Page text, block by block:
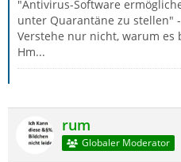
"Antivirus-Software
unter Quarantäne zu stellen"
Verstehe nur nicht, warum es
Hm...
rum
Globaler Moderator